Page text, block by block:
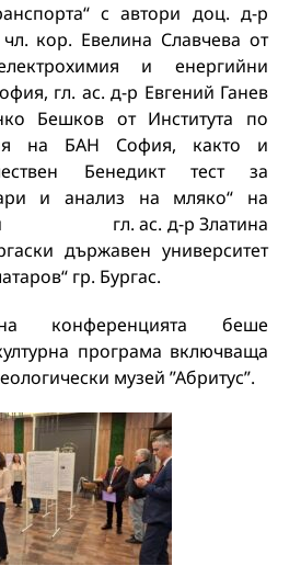
с автори доц. д-р
кор. Евелина Славчева от
и енергийни
гл. ас. д-р Евгений Ганев
Бешков от Института по
на БАН София, както и
Бенедикт тест за
и анализ на мляко“ на
и гл. ас. д-р Златина
държавен университет
гр. Бургас.
конференцията беше
програма включваща
музей ”Абритус”.